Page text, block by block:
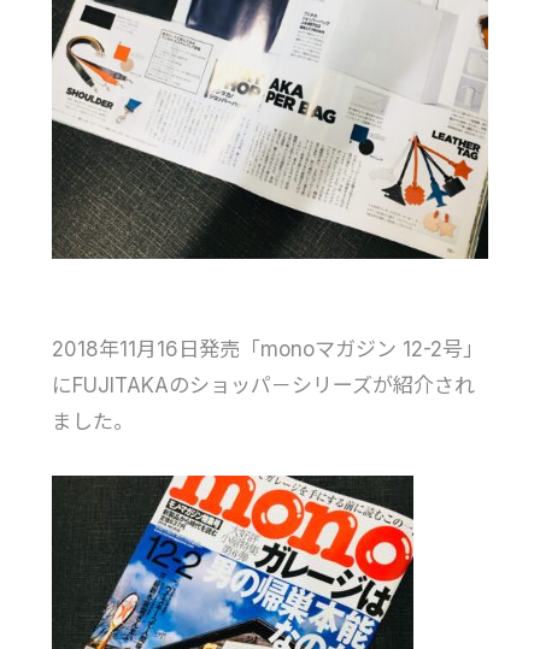
2018年11月16日発売「monoマガジン 12-2号」
にFUJITAKAのショッパ－シリーズが紹介され
ました。